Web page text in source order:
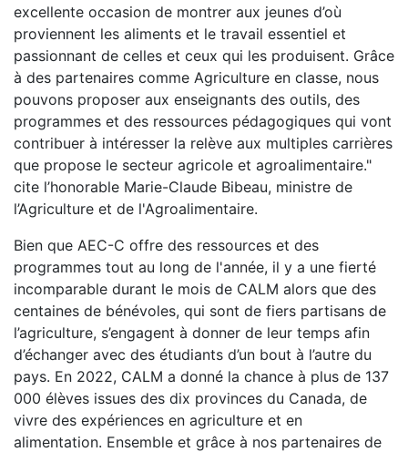
excellente occasion de montrer aux jeunes d’où
proviennent les aliments et le travail essentiel et
passionnant de celles et ceux qui les produisent. Grâce
à des partenaires comme Agriculture en classe, nous
pouvons proposer aux enseignants des outils, des
programmes et des ressources pédagogiques qui vont
contribuer à intéresser la relève aux multiples carrières
que propose le secteur agricole et agroalimentaire."
cite l’honorable Marie-Claude Bibeau, ministre de
l’Agriculture et de l'Agroalimentaire.
Bien que AEC-C offre des ressources et des
programmes tout au long de l'année, il y a une fierté
incomparable durant le mois de CALM alors que des
centaines de bénévoles, qui sont de fiers partisans de
l’agriculture, s’engagent à donner de leur temps afin
d’échanger avec des étudiants d’un bout à l’autre du
pays. En 2022, CALM a donné la chance à plus de 137
000 élèves issues des dix provinces du Canada, de
vivre des expériences en agriculture et en
alimentation. Ensemble et grâce à nos partenaires de